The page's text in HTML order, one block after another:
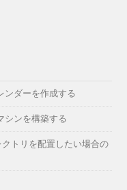
ンダーを作成する
シンを構築する
トリを配置したい場合の